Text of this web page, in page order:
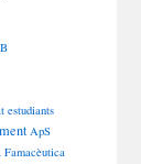
estudiants
ApS
Famacèutica